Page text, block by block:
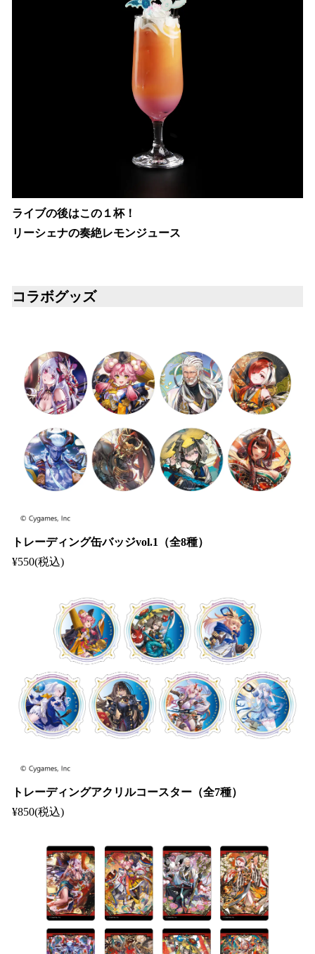
ライブの後はこの１杯！
リーシェナの奏絶レモンジュース
コラボグッズ
トレーディング缶バッジvol.1（全8種）
¥550(税込)
トレーディングアクリルコースター（全7種）
¥850(税込)